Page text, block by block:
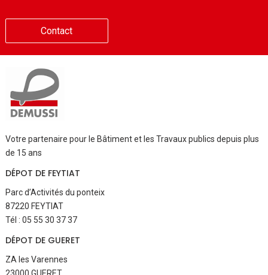
Contact
Votre partenaire pour le Bâtiment et les Travaux publics depuis plus
de 15 ans
DÉPOT DE FEYTIAT
Parc d’Activités du ponteix
87220 FEYTIAT
Tél : 05 55 30 37 37
DÉPOT DE GUERET
ZA les Varennes